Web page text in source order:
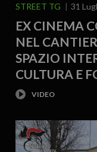
STREET TG 31
EX CINEMA
NEL
SPAZIO
CULTURA E